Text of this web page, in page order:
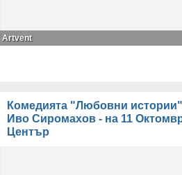
Artvent
Комедията "Любовни истории"
Иво Сиромахов - на 11
Център